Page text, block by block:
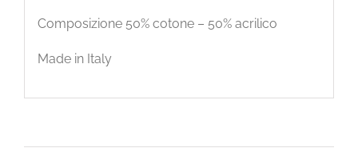
Composizione 50% cotone – 50% acrilico
Made in Italy